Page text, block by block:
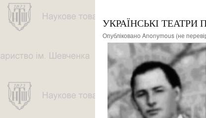
УКРАЇНСЬКІ ТЕАТРИ
Опубліковано Anonymous (не